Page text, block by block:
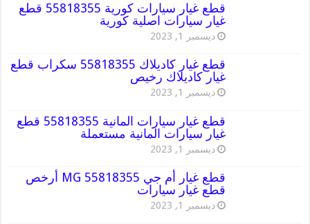
قطع غيار سيارات كورية 55818355 قطع
غيار سيارات اصلية كورية
ديسمبر 1, 2023
قطع غيار كاديلاك 55818355 سكراب قطع
غيار كاديلاك رخيص
ديسمبر 1, 2023
قطع غيار سيارات المانية 55818355 قطع
غيار سيارات المانية مستعملة
ديسمبر 1, 2023
قطع غيار أم جي MG 55818355 أرخص
قطع غيار سيارات
ديسمبر 1, 2023